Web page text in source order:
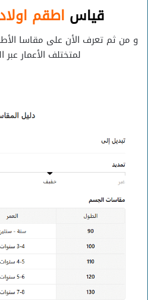
قياس اطقم
و من ثم تعرف الأن على مقاسا
لمتختلف الأعمار عبر